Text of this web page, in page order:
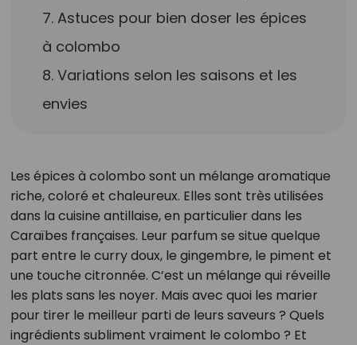
7. Astuces pour bien doser les épices
à colombo
8. Variations selon les saisons et les
envies
Les épices à colombo sont un mélange aromatique
riche, coloré et chaleureux. Elles sont très utilisées
dans la cuisine antillaise, en particulier dans les
Caraïbes françaises. Leur parfum se situe quelque
part entre le curry doux, le gingembre, le piment et
une touche citronnée. C’est un mélange qui réveille
les plats sans les noyer. Mais avec quoi les marier
pour tirer le meilleur parti de leurs saveurs ? Quels
ingrédients subliment vraiment le colombo ? Et